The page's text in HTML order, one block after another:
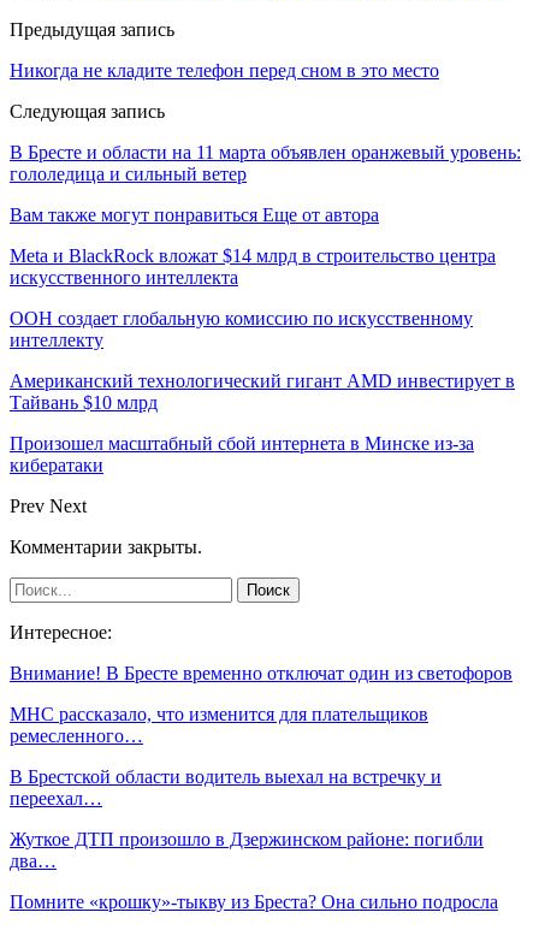
Предыдущая запись
Никогда не кладите телефон перед сном в это место
Следующая запись
В Бресте и области на 11 марта объявлен оранжевый уровень:
гололедица и сильный ветер
Вам также могут понравиться Еще от автора
Meta и BlackRock вложат $14 млрд в строительство центра
искусственного интеллекта
ООН создает глобальную комиссию по искусственному
интеллекту
Американский технологический гигант AMD инвестирует в
Тайвань $10 млрд
Произошел масштабный сбой интернета в Минске из-за
кибератаки
Prev Next
Комментарии закрыты.
Интересное:
Внимание! В Бресте временно отключат один из светофоров
МНС рассказало, что изменится для плательщиков
ремесленного…
В Брестской области водитель выехал на встречку и
переехал…
Жуткое ДТП произошло в Дзержинском районе: погибли
два…
Помните «крошку»-тыкву из Бреста? Она сильно подросла